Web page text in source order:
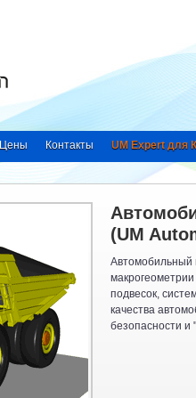
Цены Контакты UM Expert для
(UM
Автомобильный
подвесок,
качества
безопасности и